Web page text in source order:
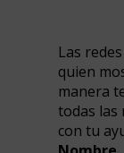
Las
quien
manera
todas las
con tu